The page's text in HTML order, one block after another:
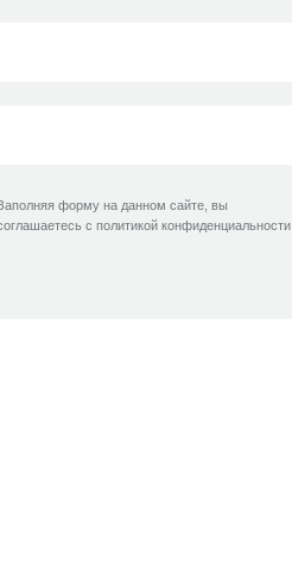
форму на данном сайте, вы
с политикой конфиденциальности